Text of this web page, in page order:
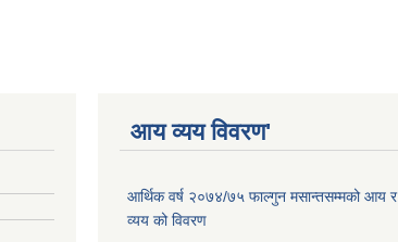
आय व्यय विवरण'
आर्थिक वर्ष २०७४/७५ फाल्गुन मसान्तसम्मको आय र
व्यय को विवरण